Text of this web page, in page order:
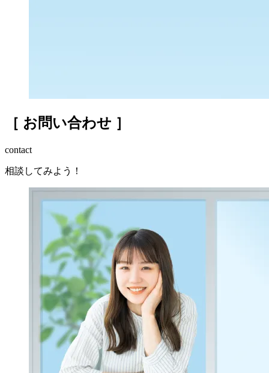
コスト削減のためのポイント
［ お問い合わせ ］
contact
相談してみよう！